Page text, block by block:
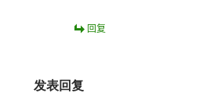
回复
发表回复